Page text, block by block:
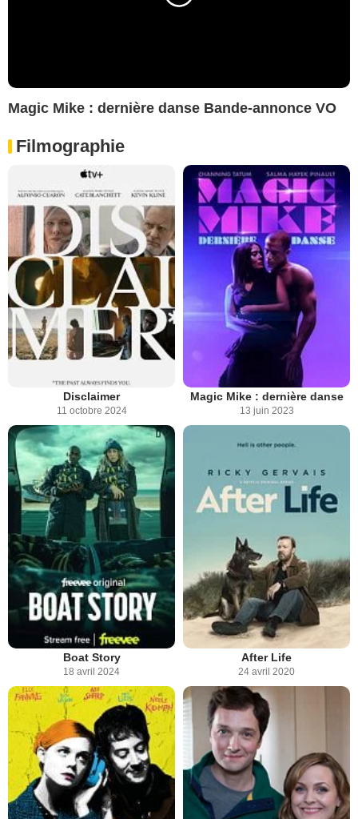
Magic Mike : dernière danse Bande-annonce VO
Filmographie
Disclaimer
11 octobre 2024
Magic Mike : dernière danse
13 juin 2023
Boat Story
18 avril 2024
After Life
24 avril 2020